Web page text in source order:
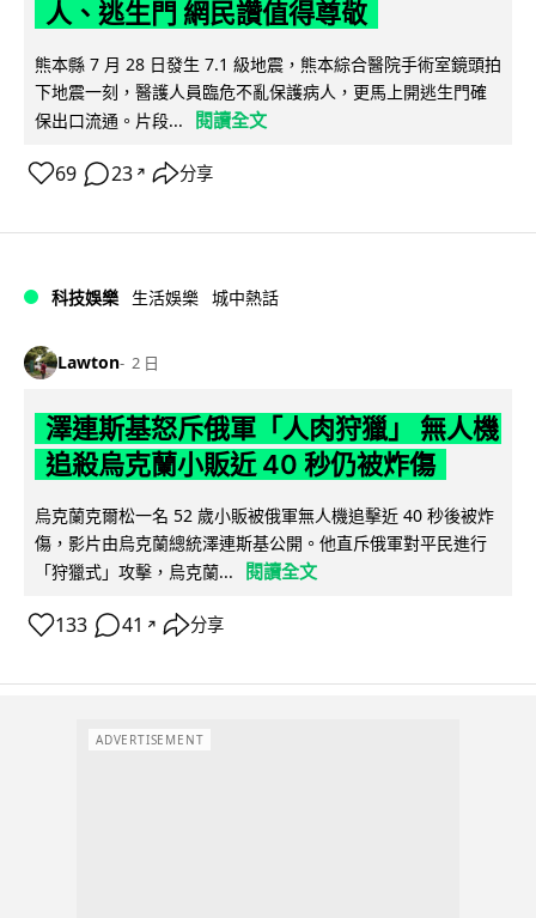
人、逃生門 網民讚值得尊敬
熊本縣 7 月 28 日發生 7.1 級地震，熊本綜合醫院手術室鏡頭拍
下地震一刻，醫護人員臨危不亂保護病人，更馬上開逃生門確
保出口流通。片段...
閱讀全文
69 23 ↗ 分享
科技娛樂 生活娛樂 城中熱話
Lawton 2 日
澤連斯基怒斥俄軍「人肉狩獵」 無人機
追殺烏克蘭小販近 40 秒仍被炸傷
烏克蘭克爾松一名 52 歲小販被俄軍無人機追擊近 40 秒後被炸
傷，影片由烏克蘭總統澤連斯基公開。他直斥俄軍對平民進行
「狩獵式」攻擊，烏克蘭...
閱讀全文
133 41 ↗ 分享
ADVERTISEMENT